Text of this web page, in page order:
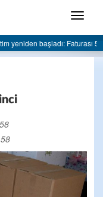
Menü
belediyeye